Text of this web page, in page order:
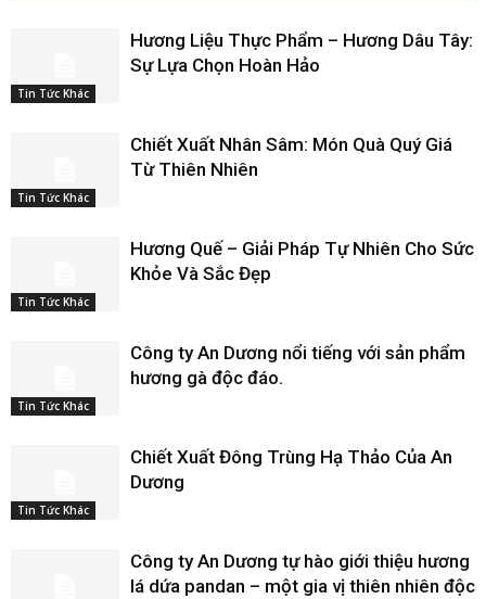
Tin Tức Khác
Hương Liệu Thực Phẩm – Hương Dâu Tây:
Sự Lựa Chọn Hoàn Hảo
Tin Tức Khác
Chiết Xuất Nhân Sâm: Món Quà Quý Giá
Từ Thiên Nhiên
Tin Tức Khác
Hương Quế – Giải Pháp Tự Nhiên Cho Sức
Khỏe Và Sắc Đẹp
Tin Tức Khác
Công ty An Dương nổi tiếng với sản phẩm
hương gà độc đáo.
Tin Tức Khác
Chiết Xuất Đông Trùng Hạ Thảo Của An
Dương
Công ty An Dương tự hào giới thiệu hương
lá dứa pandan – một gia vị thiên nhiên độc